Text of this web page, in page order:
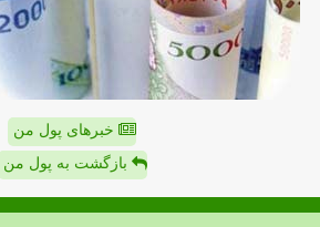
خبرهای پول من
بازگشت به پول من